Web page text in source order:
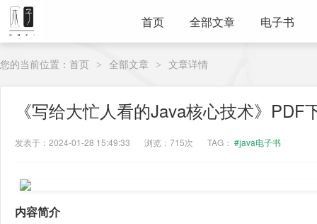
首页 全部文章 电子书
您的当前位置： 首页 > 全部文章 > 文章详情
《写给大忙人看的Java核心技术》PDF
发表于：2024-01-28 15:49:33 浏览：715次 TAG： #java电子书
内容简介